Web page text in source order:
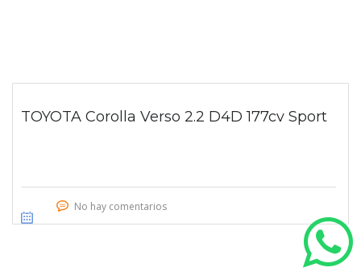
TOYOTA Corolla Verso 2.2 D4D 177cv Sport
No hay comentarios